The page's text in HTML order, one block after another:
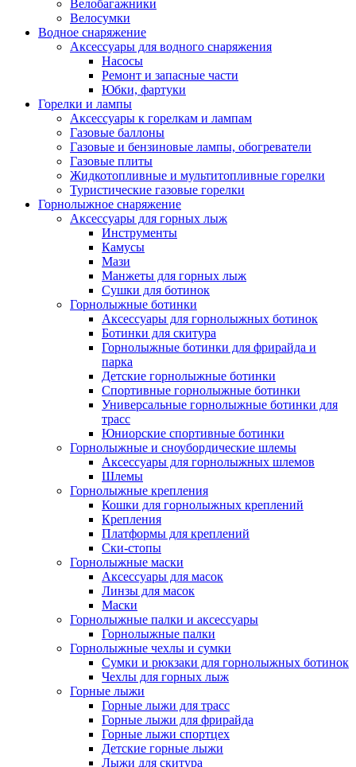
Велобагажники
Велосумки
Водное снаряжение
Аксессуары для водного снаряжения
Насосы
Ремонт и запасные части
Юбки, фартуки
Горелки и лампы
Аксессуары к горелкам и лампам
Газовые баллоны
Газовые и бензиновые лампы, обогреватели
Газовые плиты
Жидкотопливные и мультитопливные горелки
Туристические газовые горелки
Горнолыжное снаряжение
Аксессуары для горных лыж
Инструменты
Камусы
Мази
Манжеты для горных лыж
Сушки для ботинок
Горнолыжные ботинки
Аксессуары для горнолыжных ботинок
Ботинки для скитура
Горнолыжные ботинки для фрирайда и
парка
Детские горнолыжные ботинки
Спортивные горнолыжные ботинки
Универсальные горнолыжные ботинки для
трасс
Юниорские спортивные ботинки
Горнолыжные и сноубордические шлемы
Аксессуары для горнолыжных шлемов
Шлемы
Горнолыжные крепления
Кошки для горнолыжных креплений
Крепления
Платформы для креплений
Ски-стопы
Горнолыжные маски
Аксессуары для масок
Линзы для масок
Маски
Горнолыжные палки и аксессуары
Горнолыжные палки
Горнолыжные чехлы и сумки
Сумки и рюкзаки для горнолыжных ботинок
Чехлы для горных лыж
Горные лыжи
Горные лыжи для трасс
Горные лыжи для фрирайда
Горные лыжи спортцех
Детские горные лыжи
Лыжи для скитура